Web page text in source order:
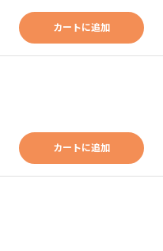
カートに追加
カートに追加